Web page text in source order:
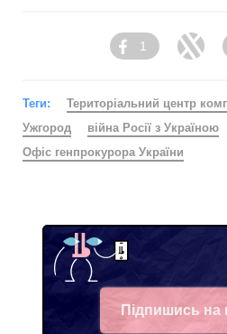
Facebook
1
Теги:
Територіальний центр
Ужгород
війна Росії з Україною
Офіс генпрокурора України
Підпишись на
Facebook